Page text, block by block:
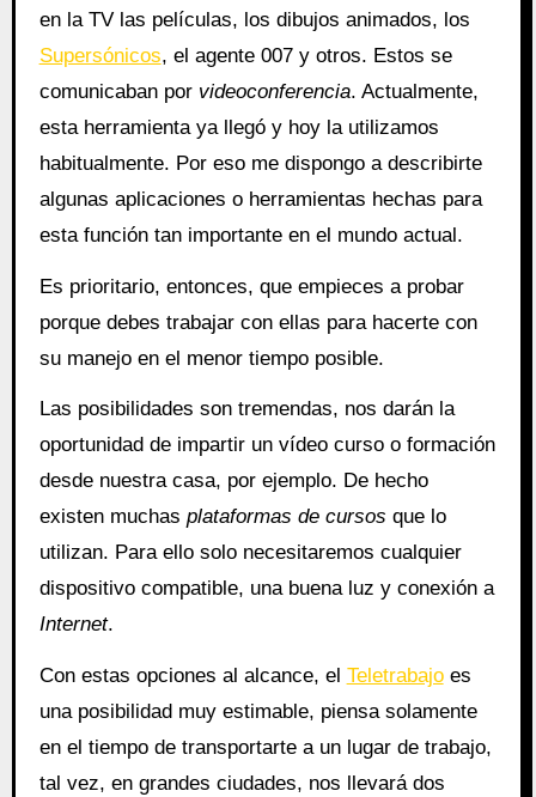
en la TV las películas, los dibujos animados, los
Supersónicos, el agente 007 y otros. Estos se
comunicaban por videoconferencia. Actualmente,
esta herramienta ya llegó y hoy la utilizamos
habitualmente. Por eso me dispongo a describirte
algunas aplicaciones o herramientas hechas para
esta función tan importante en el mundo actual.
Es prioritario, entonces, que empieces a probar
porque debes trabajar con ellas para hacerte con
su manejo en el menor tiempo posible.
Las posibilidades son tremendas, nos darán la
oportunidad de impartir un vídeo curso o formación
desde nuestra casa, por ejemplo. De hecho
existen muchas plataformas de cursos que lo
utilizan. Para ello solo necesitaremos cualquier
dispositivo compatible, una buena luz y conexión a
Internet.
Con estas opciones al alcance, el Teletrabajoes
una posibilidad muy estimable, piensa solamente
en el tiempo de transportarte a un lugar de trabajo,
tal vez, en grandes ciudades, nos llevará dos